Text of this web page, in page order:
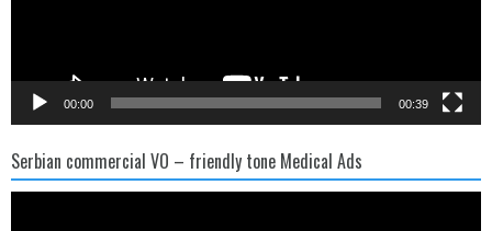
00:00 00:39
Serbian commercial VO – friendly tone Medical Ads
Video